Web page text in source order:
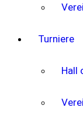
Turniere
Hall